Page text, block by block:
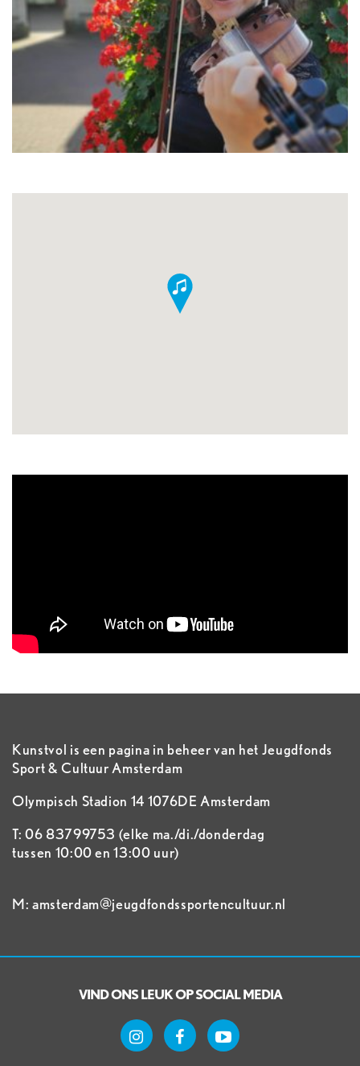
Kunstvol is een pagina in beheer van het Jeugdfonds
Sport & Cultuur Amsterdam
Olympisch Stadion 14 1076DE Amsterdam
T: 06 83799753 (elke ma./di./donderdag
tussen 10:00 en 13:00 uur)
M: amsterdam@jeugdfondssportencultuur.nl
VIND ONS LEUK OP SOCIAL MEDIA